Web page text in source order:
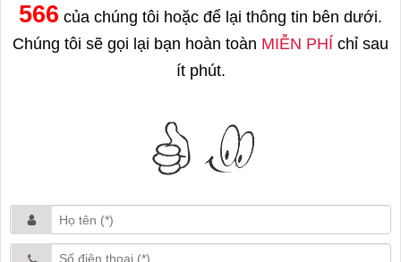
566 của chúng tôi hoặc để lại thông tin bên dưới.
Chúng tôi sẽ gọi lại bạn hoàn toàn MIỄN PHÍ chỉ sau
ít phút.